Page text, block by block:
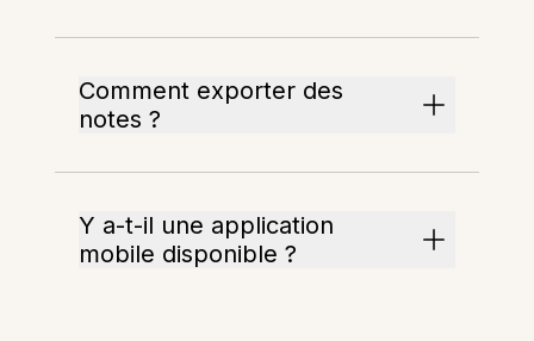
Comment exporter des
notes ?
Y a-t-il une application
mobile disponible ?